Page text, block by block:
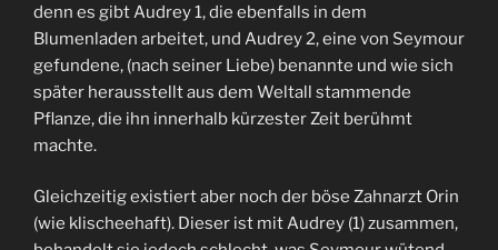
denn es gibt Audrey 1, die ebenfalls in dem
Blumenladen arbeitet, und Audrey 2, eine von Seymour
gefundene, (nach seiner Liebe) benannte und wie sich
später herausstellt aus dem Weltall stammende
Pflanze, die ihn innerhalb kürzester Zeit berühmt
machte.
Gleichzeitig existiert aber noch der böse Zahnarzt Orin
(wie klischeehaft). Dieser ist mit Audrey (1) zusammen,